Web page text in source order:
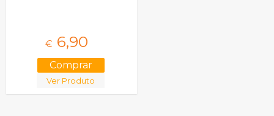
€ 6,90
Ver Produto